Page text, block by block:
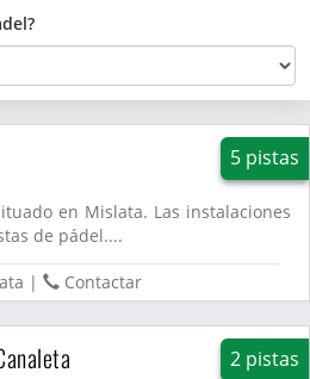
5 pistas
en Mislata. Las instalaciones
de pádel....
| Contactar
2 pistas